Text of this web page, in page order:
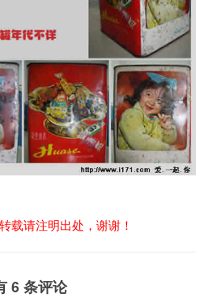
载请注明出处，谢谢！
6 条评论